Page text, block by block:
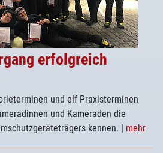
erfolgreich
und elf Praxisterminen
und Kameraden die
kennen. | mehr